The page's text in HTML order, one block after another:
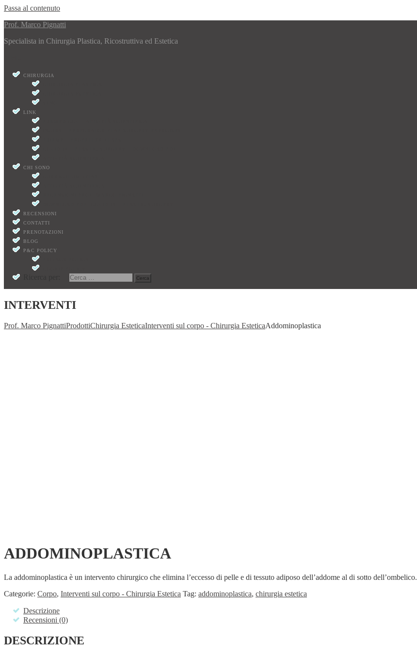
Passa al contenuto
Prof. Marco Pignatti
Specialista in Chirurgia Plastica, Ricostruttiva ed Estetica
CHIRURGIA
LINK
CHI SONO
RECENSIONI
CONTATTI
PRENOTAZIONI
BLOG
P&C POLICY
INTERVENTI
Prof. Marco PignattiProdottiChirurgia EsteticaInterventi sul corpo - Chirurgia EsteticaAddominoplastica
ADDOMINOPLASTICA
La addominoplastica è un intervento chirurgico che elimina l’eccesso di pelle e di tessuto adiposo dell’addome al di sotto dell’ombelico.
Categorie: Corpo, Interventi sul corpo - Chirurgia Estetica Tag: addominoplastica, chirurgia estetica
Descrizione
Recensioni (0)
DESCRIZIONE